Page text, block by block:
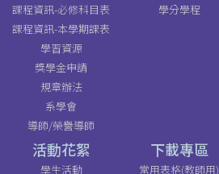
課程資訊-必修科目表
課程資訊-本學期課表
學習資源
獎學金申請
規章辦法
系學會
導師/榮譽導師
學分學程
活動花絮
學生活動
下載專區
常用表格(教師用)